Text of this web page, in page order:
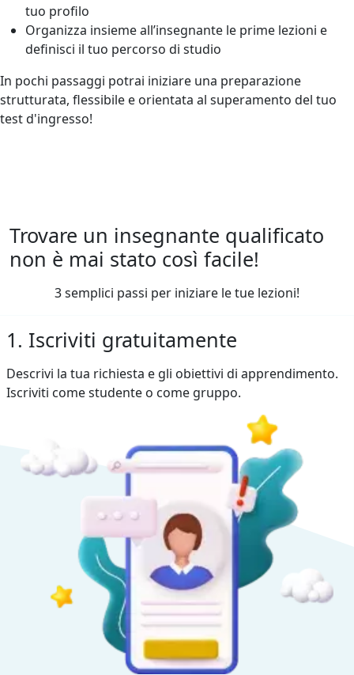
tuo profilo
Organizza insieme all’insegnante le prime lezioni e
definisci il tuo percorso di studio
In pochi passaggi potrai iniziare una preparazione
strutturata, flessibile e orientata al superamento del tuo
test d'ingresso!
Trovare un insegnante qualificato
non è mai stato così facile!
3 semplici passi per iniziare le tue lezioni!
1. Iscriviti gratuitamente
Descrivi la tua richiesta e gli obiettivi di apprendimento.
Iscriviti come studente o come gruppo.